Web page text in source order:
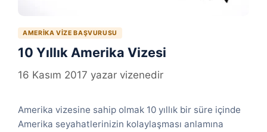
AMERIKA VIZE BAŞVURUSU
10 Yıllık Amerika Vizesi
16 Kasım 2017 yazar vizenedir
Amerika vizesine sahip olmak 10 yıllık bir süre içinde
Amerika seyahatlerinizin kolaylaşması anlamına